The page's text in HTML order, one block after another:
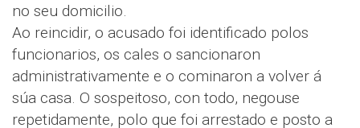
no seu domicilio.
Ao reincidir, o acusado foi identificado polos
funcionarios, os cales o sancionaron
administrativamente e o cominaron a volver á
súa casa. O sospeitoso, con todo, negouse
repetidamente, polo que foi arrestado e posto a